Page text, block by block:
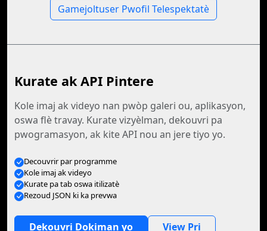
Gamejoltuser Pwofil Telespektatè
Kurate ak API Pintere
Kole imaj ak videyo nan pwòp galeri ou, aplikasyon,
oswa flè travay. Kurate vizyèlman, dekouvri pa
pwogramasyon, ak kite API nou an jere tiyo yo.
Decouvrir par programme
Kole imaj ak videyo
Kurate pa tab oswa itilizatè
Rezoud JSON ki ka prevwa
Dekouvri Dokiman yo View Pri